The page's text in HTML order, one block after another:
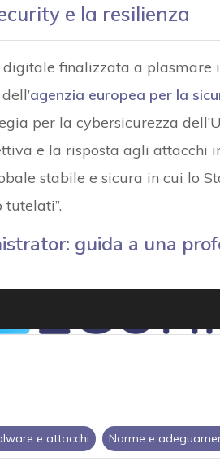
e la resilienza
digitale finalizzata a
agenzia europea per la
per la cybersicurezza
e la risposta agli attacchi
stabile e sicura in cui lo
guida a una